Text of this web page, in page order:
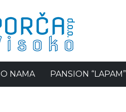
O NAMA PANSION “LAPAM”